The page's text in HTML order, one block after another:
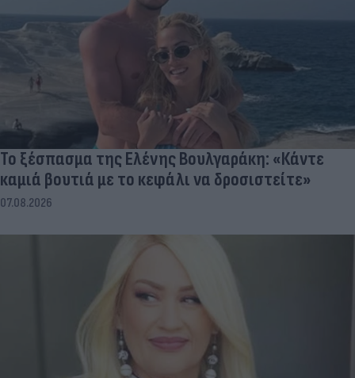
Το ξέσπασμα της Ελένης Βουλγαράκη: «Κάντε
καμιά βουτιά με το κεφάλι να δροσιστείτε»
07.08.2026